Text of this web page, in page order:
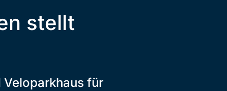
stellt
Veloparkhaus für